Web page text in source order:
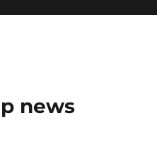
news